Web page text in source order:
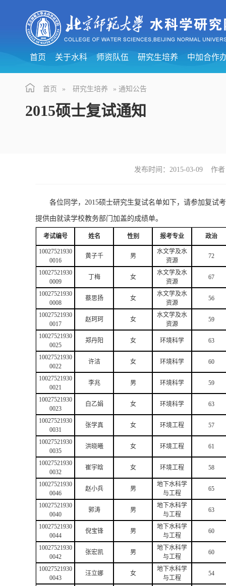
首页 关于水科 师资队伍 研究生培养 中加合作
首页 » 研究生培养 » 通知公告
2015硕士复试通知
发布时间：2015-03-09 作
各位同学，2015硕士研究生复试名单如下，请参加复试
提供由就读学校教务部门加盖的成绩单。
考试编号 姓名 性别 报考专业 政治
10027521930
0016
黄子千 男
水文学及水
资源
72
10027521930
0009
丁梅 女
水文学及水
资源
67
10027521930
0008
蔡思扬 女
水文学及水
资源
56
10027521930
0017
赵珂珂 女
水文学及水
资源
59
10027521930
0025
郑丹阳 女 环境科学 63
10027521930
0022
许洁 女 环境科学 60
10027521930
0021
李兆 男 环境科学 59
10027521930
0023
白乙娟 女 环境科学 63
10027521930
0031
张学真 女 环境工程 57
10027521930
0035
洪晓曦 女 环境工程 61
10027521930
0032
崔宇晗 女 环境工程 58
10027521930
0046
赵小兵 男
地下水科学
与工程
65
10027521930
0040
郭涛 男
地下水科学
与工程
63
10027521930
0044
倪宝锋 男
地下水科学
与工程
60
10027521930
0042
张宏凯 男
地下水科学
与工程
60
10027521930
0043
汪立娜 女
地下水科学
与工程
54